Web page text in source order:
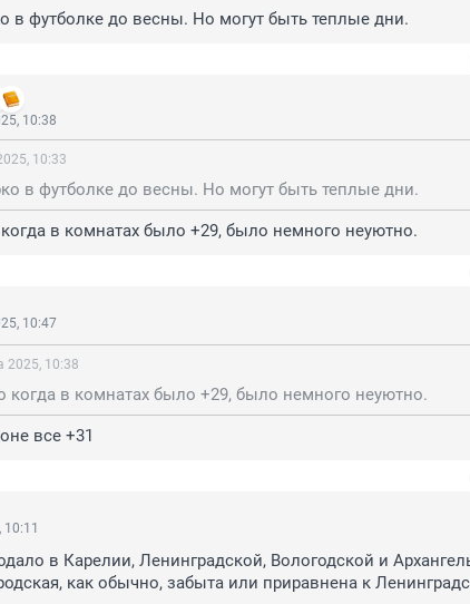
в футболке до весны. Но могут быть теплые дни.
10:38
10:33
в футболке до весны. Но могут быть теплые дни.
в комнатах было +29, было немного неуютно.
10:47
2025, 10:38
когда в комнатах было +29, было немного неуютно.
все +31
в Карелии, Ленинградской, Вологодской и
как обычно, забыта или приравнена к